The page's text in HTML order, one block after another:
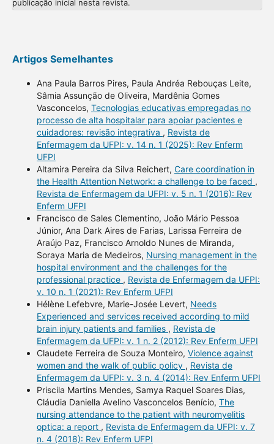
publicação inicial nesta revista.
Artigos Semelhantes
Ana Paula Barros Pires, Paula Andréa Rebouças Leite,
Sâmia Assunção de Oliveira, Mardênia Gomes
Vasconcelos, Tecnologias educativas empregadas no
processo de alta hospitalar para apoiar pacientes e
cuidadores: revisão integrativa , Revista de
Enfermagem da UFPI: v. 14 n. 1 (2025): Rev Enferm
UFPI
Altamira Pereira da Silva Reichert, Care coordination in
the Health Attention Network: a challenge to be faced ,
Revista de Enfermagem da UFPI: v. 5 n. 1 (2016): Rev
Enferm UFPI
Francisco de Sales Clementino, João Mário Pessoa
Júnior, Ana Dark Aires de Farias, Larissa Ferreira de
Araújo Paz, Francisco Arnoldo Nunes de Miranda,
Soraya Maria de Medeiros, Nursing management in the
hospital environment and the challenges for the
professional practice , Revista de Enfermagem da UFPI:
v. 10 n. 1 (2021): Rev Enferm UFPI
Hélène Lefebvre, Marie-Josée Levert, Needs
Experienced and services received according to mild
brain injury patients and families , Revista de
Enfermagem da UFPI: v. 1 n. 2 (2012): Rev Enferm UFPI
Claudete Ferreira de Souza Monteiro, Violence against
women and the walk of public policy , Revista de
Enfermagem da UFPI: v. 3 n. 4 (2014): Rev Enferm UFPI
Priscila Martins Mendes, Samya Raquel Soares Dias,
Cláudia Daniella Avelino Vasconcelos Benício, The
nursing attendance to the patient with neuromyelitis
optica: a report , Revista de Enfermagem da UFPI: v. 7
n. 4 (2018): Rev Enferm UFPI